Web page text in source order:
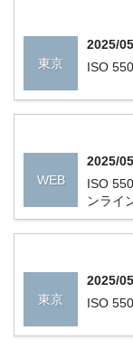
東京
2025/
ISO
WEB
2025/
ISO
ンライ
東京
2025/
ISO